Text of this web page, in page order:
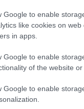
Google to enable
like cookies on web
in apps.
Google to enable
of the website or
Google to enable